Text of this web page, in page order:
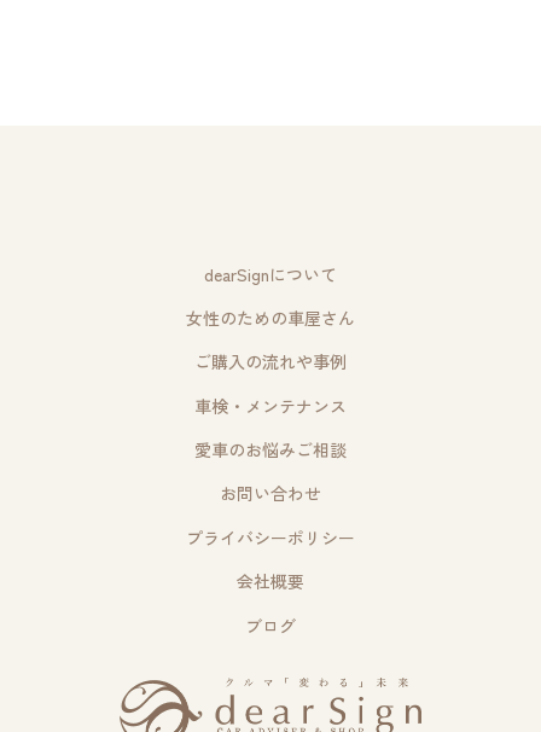
dearSignについて
女性のための車屋さん
ご購入の流れや事例
車検・メンテナンス
愛車のお悩みご相談
お問い合わせ
プライバシーポリシー
会社概要
ブログ